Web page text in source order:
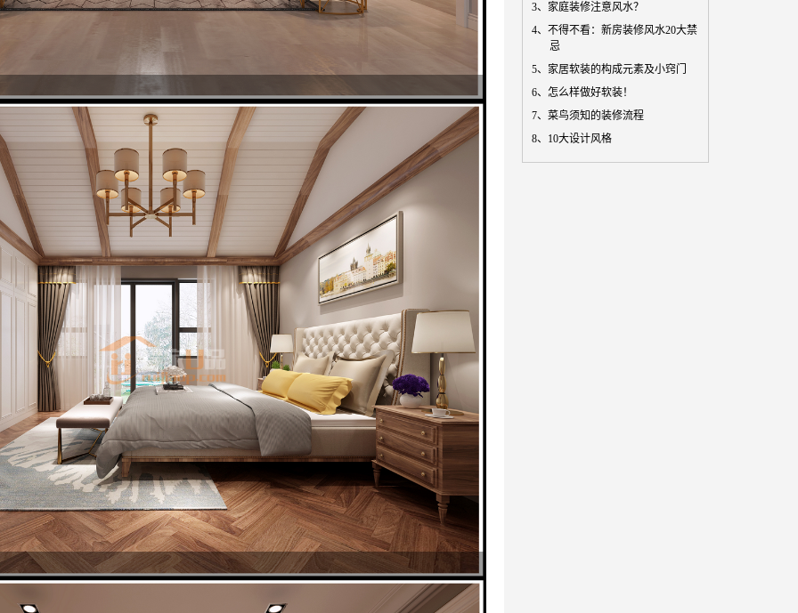
3、 家庭装修注意风水？
4、 不得不看：新房装修风水20大禁
忌
5、 家居软装的构成元素及小窍门
6、 怎么样做好软装！
7、 菜鸟须知的装修流程
8、 10大设计风格